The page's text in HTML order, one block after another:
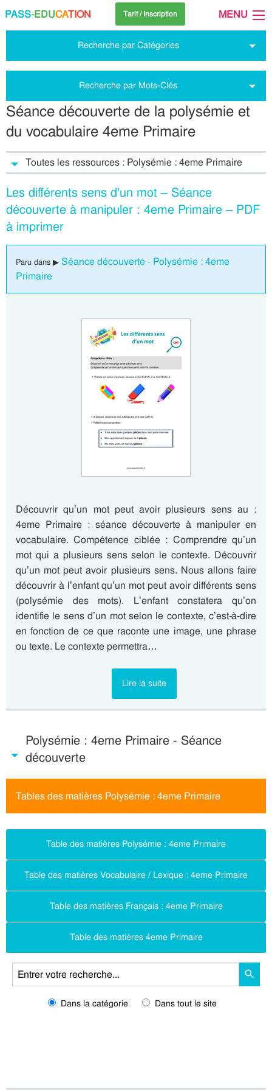
PASS-EDUCATION Tarif / Inscription MENU
Recherche par Catégories
Recherche par Mots-Clés
Séance découverte de la polysémie et
du vocabulaire 4eme Primaire
Toutes les ressources : Polysémie : 4eme Primaire
Les différents sens d’un mot – Séance
découverte à manipuler : 4eme Primaire – PDF
à imprimer
Paru dans ▶ Séance découverte - Polysémie : 4eme
Primaire
Découvrir qu’un mot peut avoir plusieurs sens au :
4eme Primaire : séance découverte à manipuler en
vocabulaire. Compétence ciblée : Comprendre qu’un
mot qui a plusieurs sens selon le contexte. Découvrir
qu’un mot peut avoir plusieurs sens. Nous allons faire
découvrir à l’enfant qu’un mot peut avoir différents sens
(polysémie des mots). L’enfant constatera qu’on
identifie le sens d’un mot selon le contexte, c’est-à-dire
en fonction de ce que raconte une image, une phrase
ou texte. Le contexte permettra…
Lire la suite
Polysémie : 4eme Primaire - Séance
découverte
Tables des matières Polysémie : 4eme Primaire
Table des matières Polysémie : 4eme Primaire
Table des matières Vocabulaire / Lexique : 4eme Primaire
Table des matières Français : 4eme Primaire
Table des matières 4eme Primaire
Dans la catégorie Dans tout le site